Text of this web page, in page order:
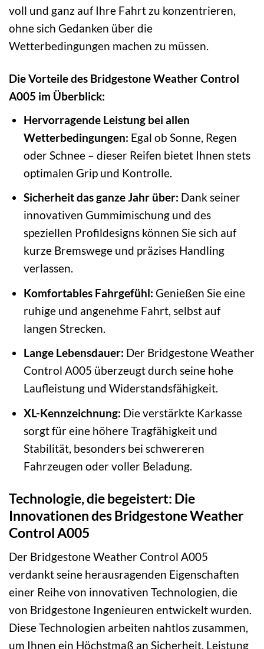
voll und ganz auf Ihre Fahrt zu konzentrieren,
ohne sich Gedanken über die
Wetterbedingungen machen zu müssen.
Die Vorteile des Bridgestone Weather Control
A005 im Überblick:
Hervorragende Leistung bei allen
Wetterbedingungen: Egal ob Sonne, Regen
oder Schnee – dieser Reifen bietet Ihnen stets
optimalen Grip und Kontrolle.
Sicherheit das ganze Jahr über: Dank seiner
innovativen Gummimischung und des
speziellen Profildesigns können Sie sich auf
kurze Bremswege und präzises Handling
verlassen.
Komfortables Fahrgefühl: Genießen Sie eine
ruhige und angenehme Fahrt, selbst auf
langen Strecken.
Lange Lebensdauer: Der Bridgestone Weather
Control A005 überzeugt durch seine hohe
Laufleistung und Widerstandsfähigkeit.
XL-Kennzeichnung: Die verstärkte Karkasse
sorgt für eine höhere Tragfähigkeit und
Stabilität, besonders bei schwereren
Fahrzeugen oder voller Beladung.
Technologie, die begeistert: Die
Innovationen des Bridgestone Weather
Control A005
Der Bridgestone Weather Control A005
verdankt seine herausragenden Eigenschaften
einer Reihe von innovativen Technologien, die
von Bridgestone Ingenieuren entwickelt wurden.
Diese Technologien arbeiten nahtlos zusammen,
um Ihnen ein Höchstmaß an Sicherheit, Leistung